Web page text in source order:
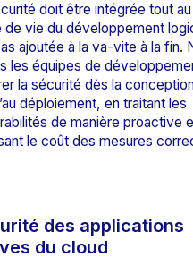
doit être intégrée tout
de vie du développement
ajoutée à la va-vite à la fin.
les équipes de
la sécurité dès la
déploiement, en traitant les
de manière proactive
le coût des mesures
des applications
du cloud